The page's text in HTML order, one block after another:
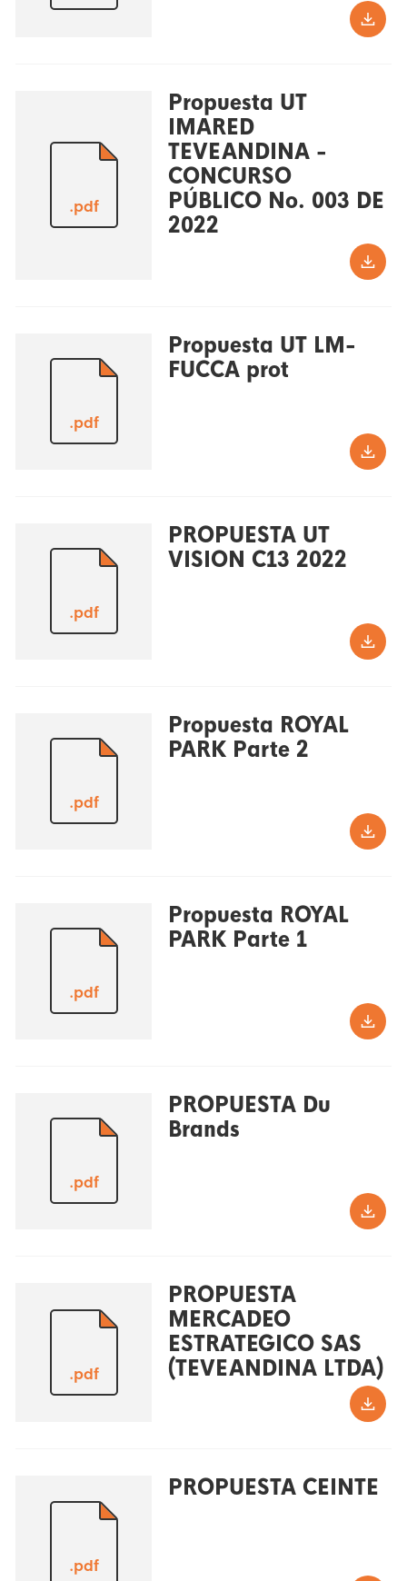
.pdf
Propuesta UT
IMARED
TEVEANDINA -
CONCURSO
PÚBLICO No. 003 DE
2022
.pdf
Propuesta UT LM-
FUCCA prot
.pdf
PROPUESTA UT
VISION C13 2022
.pdf
Propuesta ROYAL
PARK Parte 2
.pdf
Propuesta ROYAL
PARK Parte 1
.pdf
PROPUESTA Du
Brands
.pdf
PROPUESTA
MERCADEO
ESTRATEGICO SAS
(TEVEANDINA LTDA)
.pdf
PROPUESTA CEINTE